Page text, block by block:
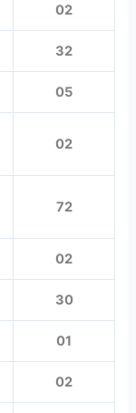
02
32
05
02
72
02
30
01
02